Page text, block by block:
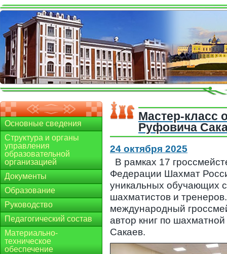
Основные сведения
Структура и органы
управления
образовательной
организацией
Документы
Образование
Руководство
Педагогический состав
Материально-
техническое
обеспечение
Мастер-класс
Руфовича
24 октября 2025
В рамках 17
Федерации Шахмат
уникальных обучающих
шахматистов и
международный
автор книг по
Сакаев.